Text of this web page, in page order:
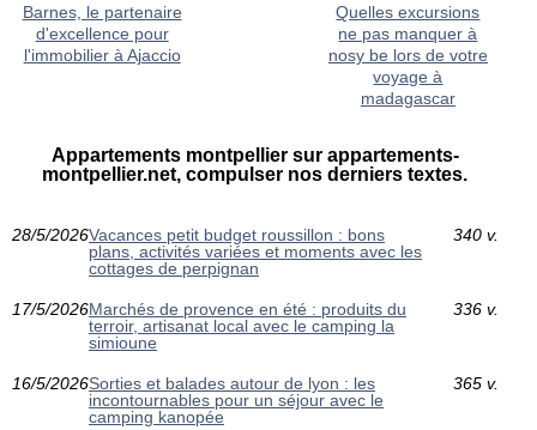
Barnes, le partenaire
d'excellence pour
l'immobilier à Ajaccio
Quelles excursions
ne pas manquer à
nosy be lors de votre
voyage à
madagascar
Appartements montpellier sur appartements-
montpellier.net, compulser nos derniers textes.
28/5/2026Vacances petit budget roussillon : bons
plans, activités variées et moments avec les
cottages de perpignan
340 v.
17/5/2026Marchés de provence en été : produits du
terroir, artisanat local avec le camping la
simioune
336 v.
16/5/2026Sorties et balades autour de lyon : les
incontournables pour un séjour avec le
camping kanopée
365 v.